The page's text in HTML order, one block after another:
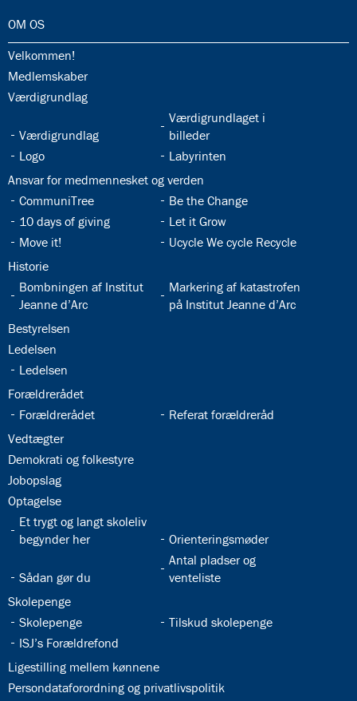
dannelsestrappe
3.13:
Ferieplan
3.14:
på
3.15:
Legepatruljen
Musical
ISJ
4.0:
Det
religiøse
liv
religiøse
4.2:
Morgensang
4.4:
Gudstjenester
på
ISJ
4.5:Gudstjenester
4.7:
Vores
ISJ
4.9:
Retræte
9.
klasse
4.10:
Katolsk
leksikon
5.0:
Internationalt
5.1:
International
Bilingual
32.0:
OM OS
32.1:
Velkommen!
32.2:
Medlemskaber
32.3:
Værdigrundlag
32.4:
Værdigrundlag
32.5:
Værdigrundlaget i
billeder
32.6:
Logo 32.7:
Labyrinten
32.8:
Ansvar for medmennesket og verden
32.9:
CommuniTree 32.10:
Be the Change
32.11:
10 days of giving 32.12:
Let it Grow
32.13:
Move it! 32.14:
Ucycle We cycle Recycle
32.15:
Historie
32.16:
Bombningen af Institut
Jeanne d’Arc
32.17:
Markering af katastrofen
på Institut Jeanne d’Arc
32.18:
Bestyrelsen
32.19:
Ledelsen
32.20:
Ledelsen
32.21:
Forældrerådet
32.22:
Forældrerådet 32.23:
Referat forældreråd
32.24:
Vedtægter
32.25:
Demokrati og folkestyre
32.26:
Jobopslag
32.27:
Optagelse
32.28:
Et trygt og langt skoleliv
begynder her
32.29:
Orienteringsmøder
32.30:
Sådan gør du
32.31:
Antal pladser og
venteliste
32.32:
Skolepenge
32.33:
Skolepenge 32.34:
Tilskud skolepenge
32.35:
ISJ’s Forældrefond
32.36:
Ligestilling mellem kønnene
32.37:
Persondataforordning og privatlivspolitik